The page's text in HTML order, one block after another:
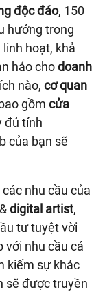
độc đáo, 150
hướng trong
hoạt, khả
hảo chodoanh
nào, cơ quan
gồm cửa
đủ tính
của bạn sẽ
nhu cầu của
&digital artist,
tư tuyệt vời
với nhu cầu cá
kiếm sự khác
sẽ được truyền